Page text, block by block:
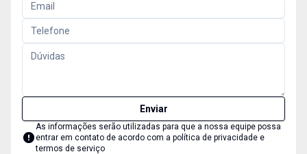
Enviar
As informações serão utilizadas para que a nossa equipe possa
entrar em contato de acordo com a política de privacidade e
termos de serviço